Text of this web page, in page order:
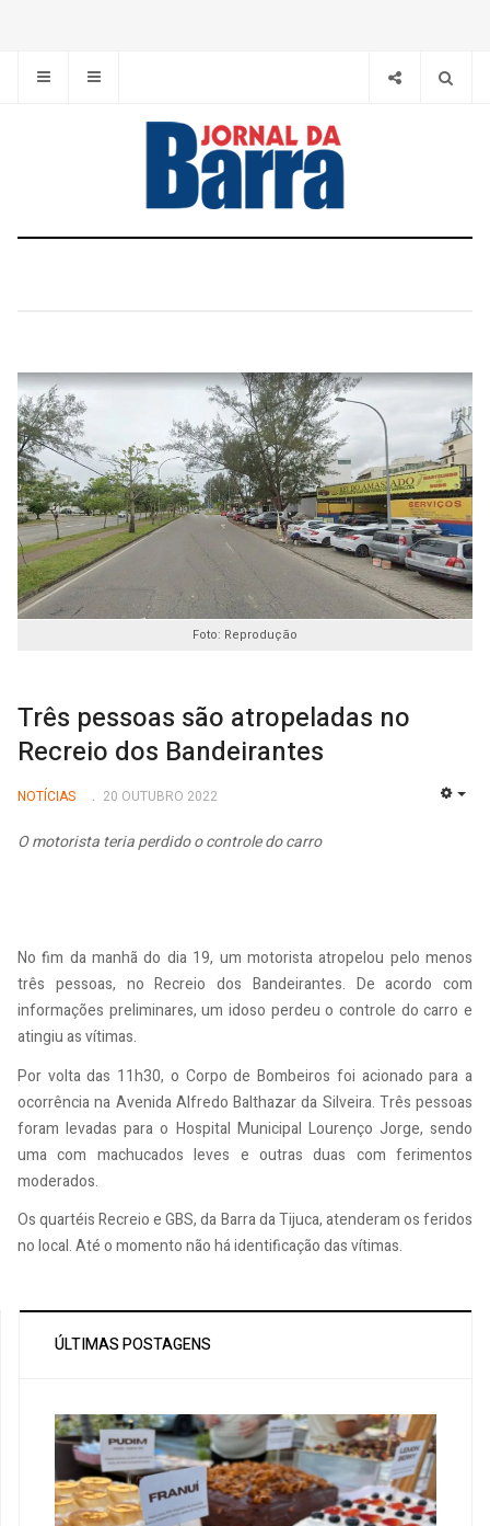
Foto: Reprodução
Três pessoas são atropeladas no
Recreio dos Bandeirantes
NOTÍCIAS 20 OUTUBRO 2022
O motorista teria perdido o controle do carro
No fim da manhã do dia 19, um motorista atropelou pelo menos
três pessoas, no Recreio dos Bandeirantes. De acordo com
informações preliminares, um idoso perdeu o controle do carro e
atingiu as vítimas.
Por volta das 11h30, o Corpo de Bombeiros foi acionado para a
ocorrência na Avenida Alfredo Balthazar da Silveira. Três pessoas
foram levadas para o Hospital Municipal Lourenço Jorge, sendo
uma com machucados leves e outras duas com ferimentos
moderados.
Os quartéis Recreio e GBS, da Barra da Tijuca, atenderam os feridos
no local. Até o momento não há identificação das vítimas.
ÚLTIMAS POSTAGENS